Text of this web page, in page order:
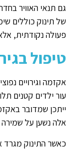
של תינוק כוללים
פעולה נקודתית,
טיפול
אקזמה וגירויים
עור ילדים קטנים
ייתכן שמדובר
אלה נשען על
כאשר התינוק מגרד